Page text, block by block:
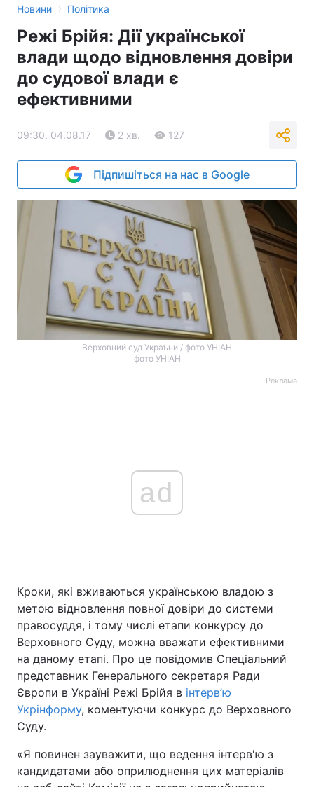
Новини › Політика
Режі Брійя: Дії української
влади щодо відновлення довіри
до судової влади є
ефективними
09:30, 04.08.17 2 хв. 127
Підпишіться на нас в Google
Верховний суд Украъни / фото УНІАН
фото УНІАН
Реклама
ad
Кроки, які вживаються українською владою з
метою відновлення повної довіри до системи
правосуддя, і тому числі етапи конкурсу до
Верховного Суду, можна вважати ефективними
на даному етапі. Про це повідомив Спеціальний
представник Генерального секретаря Ради
Європи в Україні Режі Брійя в інтерв’ю
Укрінформу, коментуючи конкурс до Верховного
Суду.
«Я повинен зауважити, що ведення інтерв'ю з
кандидатами або оприлюднення цих матеріалів